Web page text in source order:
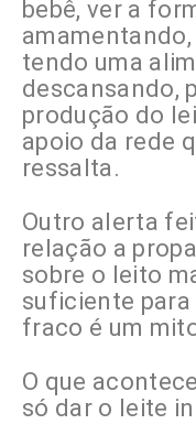
bebê, ver a
tendo uma
descansando,
produção do
apoio da rede
ressalta.
Outro alerta
relação a
sobre o leito
suficiente para
fraco é um
O que
só dar o leite